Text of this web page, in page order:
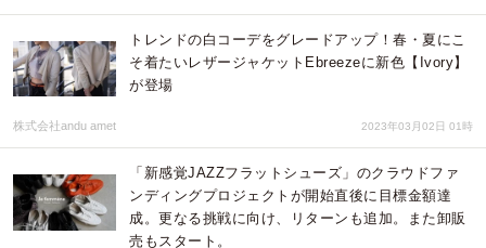
トレンドの白コーデをグレードアップ！春・夏にこ
そ着たいレザージャケットEbreezeに新色【Ivory】
が登場
株式会社andu amet 2023年03月02日 01時
「新感覚JAZZフラットシューズ」のクラウドファ
ンディングプロジェクトが開始直後に目標金額達
成。更なる挑戦に向け、リターンも追加。また卸販
売もスタート。